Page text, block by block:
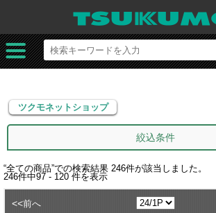
ツクモネットショップ
ツクモネットショップ
絞込条件
“全ての商品”での検索結果 246件が該当しました。
246件中97 - 120 件を表示
<<前へ